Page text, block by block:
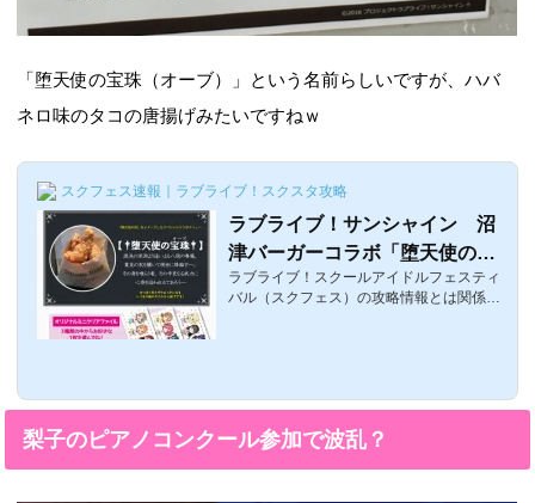
「堕天使の宝珠（オーブ）」という名前らしいですが、ハバ
ネロ味のタコの唐揚げみたいですねｗ
スクフェス速報｜ラブライブ！スクスタ攻略
ラブライブ！サンシャイン 沼
津バーガーコラボ「堕天使の宝
珠」とシャイ煮専用丼セット
ラブライブ！スクールアイドルフェスティ
バル（スクフェス）の攻略情報とは関係な
煮」専用の皿が浦の星女学院購買部で販売
ルアイドルコレクション」月刊ブシロード
梨子のピアノコンクール参加で波乱？